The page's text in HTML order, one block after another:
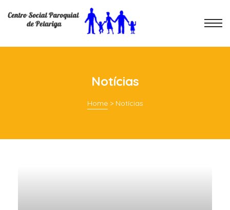
Notícias
Home> Notícias